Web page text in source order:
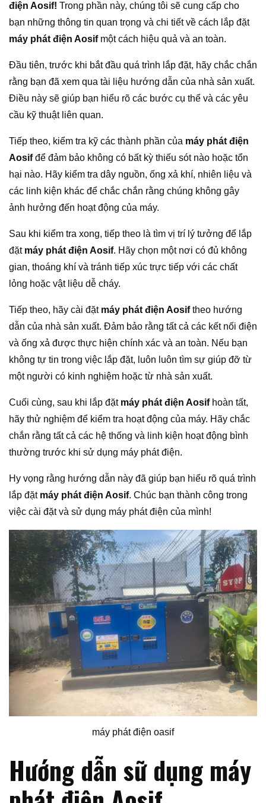
điện Aosif! Trong phần này, chúng tôi sẽ cung cấp cho
bạn những thông tin quan trọng và chi tiết về cách lắp đặt
máy phát điện Aosifmột cách hiệu quả và an toàn.
Đầu tiên, trước khi bắt đầu quá trình lắp đặt, hãy chắc chắn
rằng bạn đã xem qua tài liệu hướng dẫn của nhà sản xuất.
Điều này sẽ giúp bạn hiểu rõ các bước cụ thể và các yêu
cầu kỹ thuật liên quan.
Tiếp theo, kiểm tra kỹ các thành phần của máy phát điện
Aosifđể đảm bảo không có bất kỳ thiếu sót nào hoặc tổn
hại nào. Hãy kiểm tra dây nguồn, ống xả khí, nhiên liệu và
các linh kiện khác để chắc chắn rằng chúng không gây
ảnh hưởng đến hoạt động của máy.
Sau khi kiểm tra xong, tiếp theo là tìm vị trí lý tưởng để lắp
đặt máy phát điện Aosif. Hãy chọn một nơi có đủ không
gian, thoáng khí và tránh tiếp xúc trực tiếp với các chất
lỏng hoặc vật liệu dễ cháy.
Tiếp theo, hãy cài đặt máy phát điện Aosiftheo hướng
dẫn của nhà sản xuất. Đảm bảo rằng tất cả các kết nối điện
và ống xả được thực hiện chính xác và an toàn. Nếu bạn
không tự tin trong việc lắp đặt, luôn luôn tìm sự giúp đỡ từ
một người có kinh nghiệm hoặc từ nhà sản xuất.
Cuối cùng, sau khi lắp đặt máy phát điện Aosifhoàn tất,
hãy thử nghiệm để kiểm tra hoạt động của máy. Hãy chắc
chắn rằng tất cả các hệ thống và linh kiện hoạt động bình
thường trước khi sử dụng máy phát điện.
Hy vọng rằng hướng dẫn này đã giúp bạn hiểu rõ quá trình
lắp đặt máy phát điện Aosif. Chúc bạn thành công trong
việc cài đặt và sử dụng máy phát điện của mình!
máy phát điện oasif
Hướng dẫn sữ dụng máy